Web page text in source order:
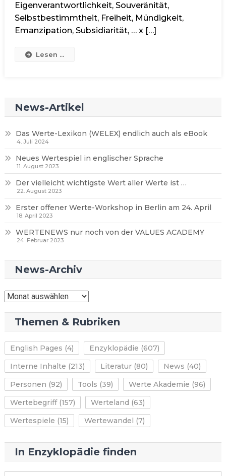
Eigenverantwortlichkeit, Souveränität,
Selbstbestimmtheit, Freiheit, Mündigkeit,
Emanzipation, Subsidiarität, … x […]
Lesen ...
News-Artikel
Das Werte-Lexikon (WELEX) endlich auch als eBook
4. Juli 2024
Neues Wertespiel in englischer Sprache
11. August 2023
Der vielleicht wichtigste Wert aller Werte ist …
22. August 2023
Erster offener Werte-Workshop in Berlin am 24. April
18. April 2023
WERTENEWS nur noch von der VALUES ACADEMY
24. Februar 2023
News-Archiv
News-
Themen & Rubriken
English Pages (4) Enzyklopädie (607)
Interne Inhalte (213) Literatur(80) News (40)
Personen (92) Tools (39) Werte Akademie (96)
Wertebegriff(157) Werteland (63)
Wertespiele (15) Wertewandel (7)
In Enzyklopädie finden